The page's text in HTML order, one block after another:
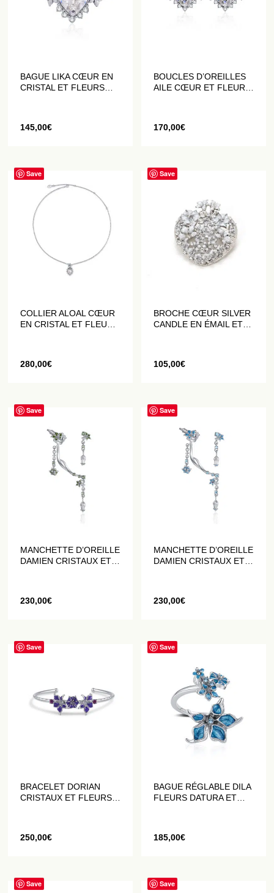
BAGUE LIKA CŒUR EN
CRISTAL ET FLEURS
145,00€
BOUCLES D’OREILLES
AILE CŒUR ET FLEURS
170,00€
Save
COLLIER ALOAL CŒUR
EN CRISTAL ET FLEURS
280,00€
Save
BROCHE CŒUR SILVER
CANDLE EN ÉMAIL ET
105,00€
Save
MANCHETTE D’OREILLE
DAMIEN CRISTAUX ET
230,00€
Save
MANCHETTE D’OREILLE
DAMIEN CRISTAUX ET
230,00€
Save
BRACELET DORIAN
CRISTAUX ET FLEURS
250,00€
Save
BAGUE RÉGLABLE DILA
FLEURS DATURA ET
185,00€
Save Save